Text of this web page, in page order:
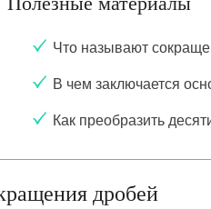
Что называют
В чем заключается
Как преобразить
дробей